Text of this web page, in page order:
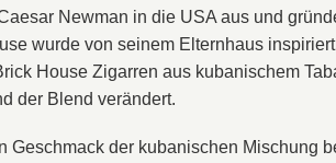
Newman in die USA aus und
wurde von seinem Elternhaus
House Zigarren aus kubanischem
der Blend verändert.
Geschmack der kubanischen Mischung